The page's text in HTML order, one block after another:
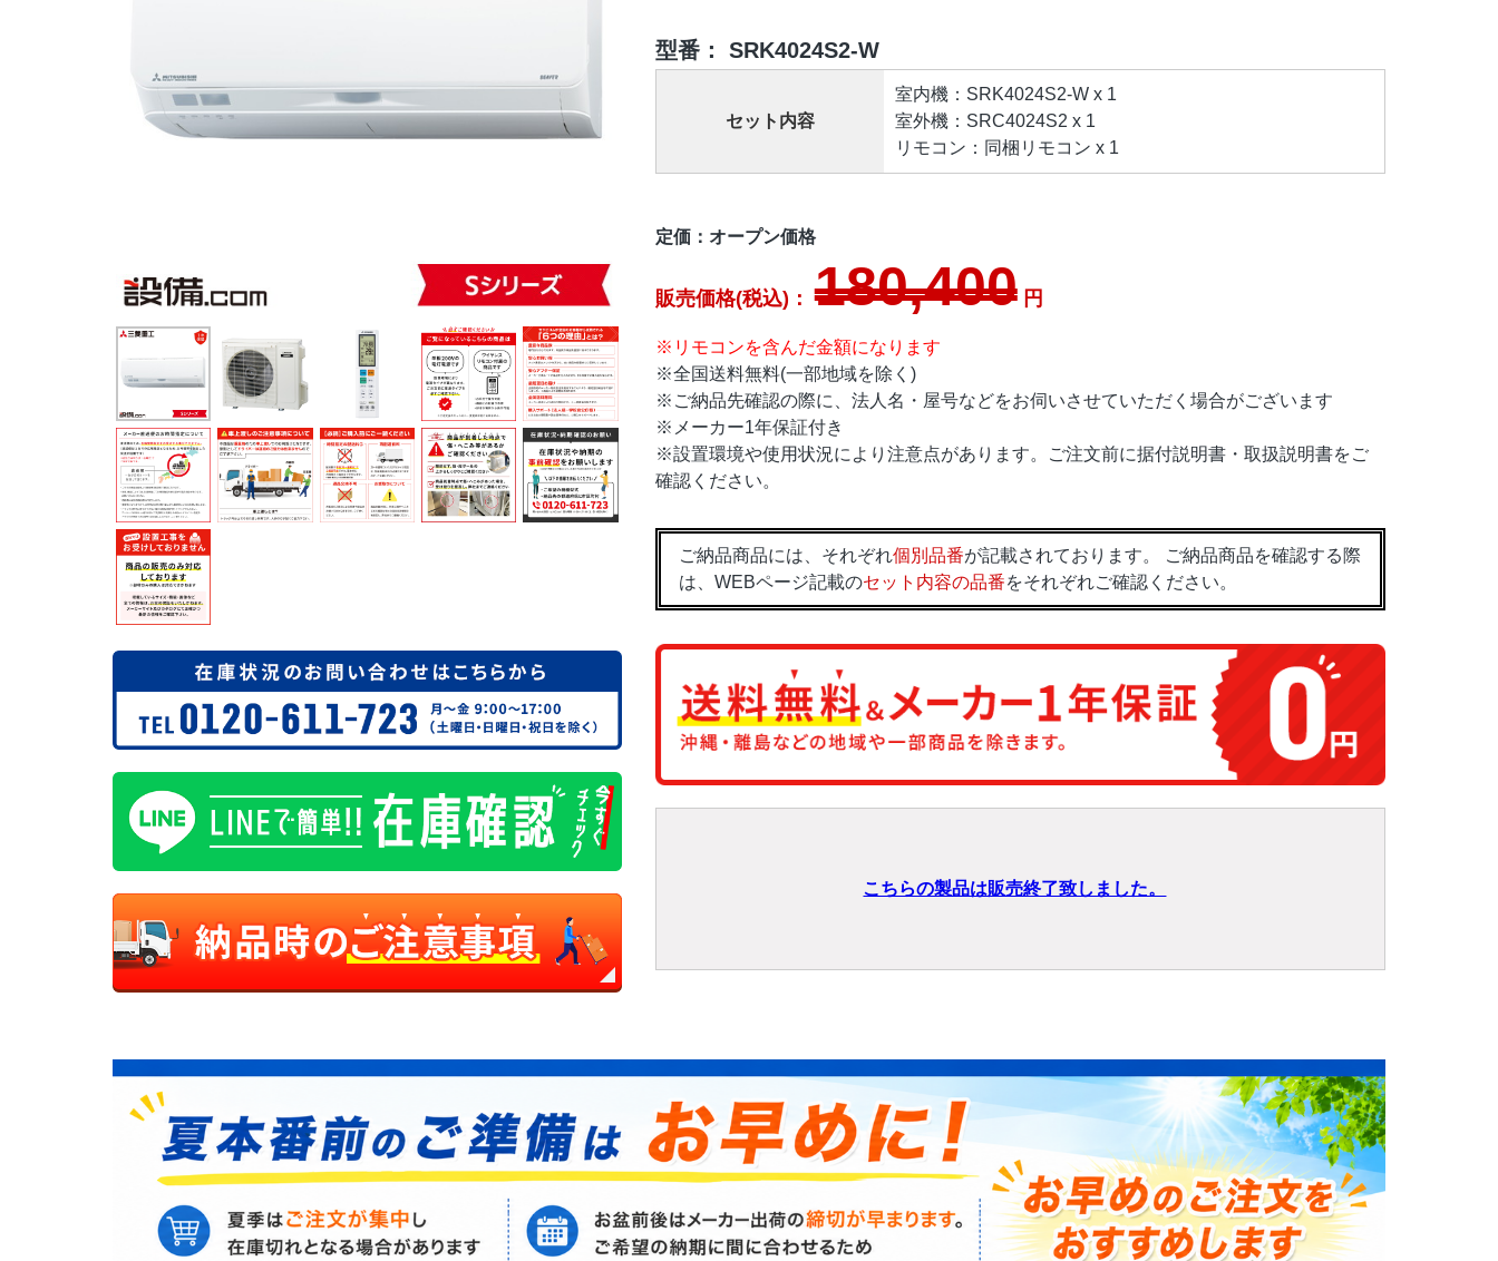
型番： SRK4024S2-W
セット内容
室内機：SRK4024S2-W x 1
室外機：SRC4024S2 x 1
リモコン：同梱リモコン x 1
定価：オープン価格
販売価格(税込)：180,400円
※リモコンを含んだ金額になります
※全国送料無料(一部地域を除く)
※ご納品先確認の際に、法人名・屋号などをお伺いさせていただく場合がございます
※メーカー1年保証付き
※設置環境や使用状況により注意点があります。ご注文前に据付説明書・取扱説明書をご
確認ください。
ご納品商品には、それぞれ個別品番が記載されております。 ご納品商品を確認する際
は、WEBページ記載のセット内容の品番をそれぞれご確認ください。
こちらの製品は販売終了致しました。